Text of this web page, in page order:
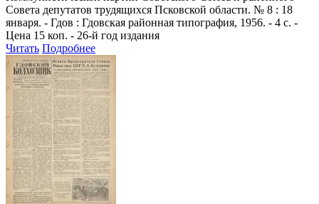
Совета депутатов трудящихся Псковской области. № 8 : 18
января. - Гдов : Гдовская районная типография, 1956. - 4 с. -
Цена 15 коп. - 26-й год издания
Читать Подробнее